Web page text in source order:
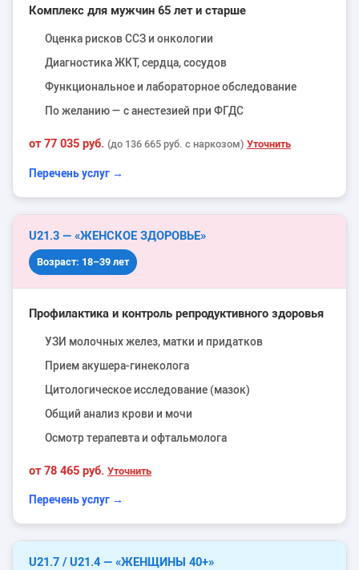
Комплекс для мужчин 65 лет и старше
Оценка рисков ССЗ и онкологии
Диагностика ЖКТ, сердца, сосудов
Функциональное и лабораторное обследование
По желанию — с анестезией при ФГДС
от 77 035 руб. (до 136 665 руб. с наркозом) Уточнить
Перечень услуг →
U21.3 — «ЖЕНСКОЕ ЗДОРОВЬЕ»
Возраст: 18–39 лет
Профилактика и контроль репродуктивного здоровья
УЗИ молочных желез, матки и придатков
Прием акушера-гинеколога
Цитологическое исследование (мазок)
Общий анализ крови и мочи
Осмотр терапевта и офтальмолога
от 78 465 руб. Уточнить
Перечень услуг →
U21.7 / U21.4 — «ЖЕНЩИНЫ 40+»